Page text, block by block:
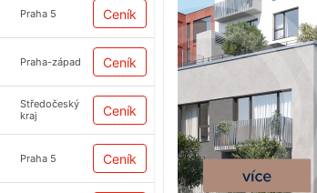
Praha 5 Ceník
Praha-západ Ceník
Středočeský
kraj
Ceník
Praha 5 Ceník